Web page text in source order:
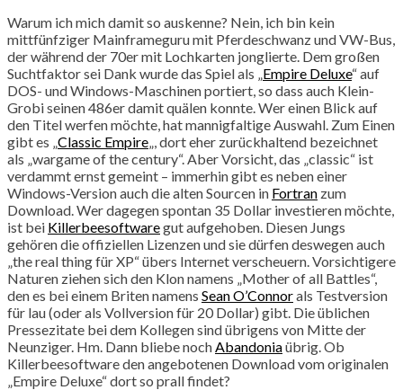
Warum ich mich damit so auskenne? Nein, ich bin kein
mittfünfziger Mainframeguru mit Pferdeschwanz und VW-Bus,
der während der 70er mit Lochkarten jonglierte. Dem großen
Suchtfaktor sei Dank wurde das Spiel als „ Empire Deluxe“ auf
DOS- und Windows-Maschinen portiert, so dass auch Klein-
Grobi seinen 486er damit quälen konnte. Wer einen Blick auf
den Titel werfen möchte, hat mannigfaltige Auswahl. Zum Einen
gibt es „ Classic Empire „, dort eher zurückhaltend bezeichnet
als „wargame of the century“. Aber Vorsicht, das „classic“ ist
verdammt ernst gemeint – immerhin gibt es neben einer
Windows-Version auch die alten Sourcen in Fortran zum
Download. Wer dagegen spontan 35 Dollar investieren möchte,
ist bei Killerbeesoftwaregut aufgehoben. Diesen Jungs
gehören die offiziellen Lizenzen und sie dürfen deswegen auch
„the real thing für XP“ übers Internet verscheuern. Vorsichtigere
Naturen ziehen sich den Klon namens „Mother of all Battles“,
den es bei einem Briten namens Sean O’Connorals Testversion
für lau (oder als Vollversion für 20 Dollar) gibt. Die üblichen
Pressezitate bei dem Kollegen sind übrigens von Mitte der
Neunziger. Hm. Dann bliebe noch Abandoniaübrig. Ob
Killerbeesoftware den angebotenen Download vom originalen
„Empire Deluxe“ dort so prall findet?